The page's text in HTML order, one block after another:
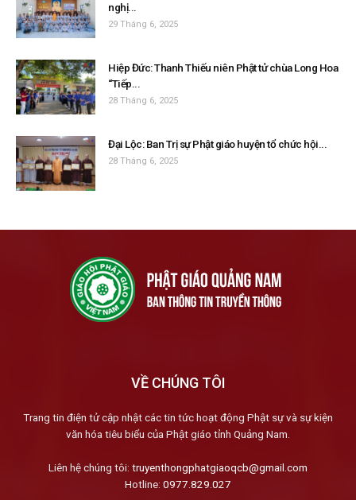
nghị...
29 Tháng 6, 2025
Hiệp Đức: Thanh Thiếu niên Phật tử chùa Long Hoa
“Tiếp...
28 Tháng 6, 2025
Đại Lộc: Ban Trị sự Phật giáo huyện tổ chức hội...
28 Tháng 6, 2025
VỀ CHÚNG TÔI
Trang tin điện tử cập nhật các tin tức hoạt động Phật sự và sự kiện
văn hóa tiêu biểu của Phật giáo tỉnh Quảng Nam.
Liên hệ chúng tôi: truyenthongphatgiaoqcb@gmail.com
Hotline: 0977.829.027